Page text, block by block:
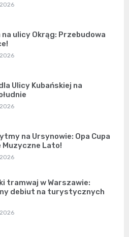
na ulicy Okrąg: Przebudowa
Ulicy Kubańskiej na
na Ursynowie: Opa Cupa
Muzyczne Lato!
tramwaj w Warszawie:
debiut na turystycznych